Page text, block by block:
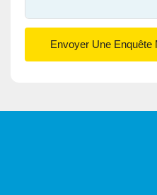
Envoyer Une Enquête